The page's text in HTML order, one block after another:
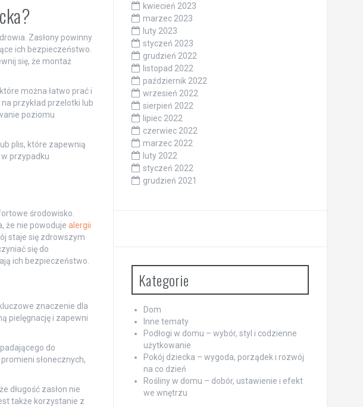
Zasłony powinny
ich bezpieczeństwo.
się, że montaż
można łatwo prać i
przykład przelotki lub
poziomu
plis, które zapewnią
przypadku
środowisko.
że nie powoduje alergii
staje się zdrowszym
się do
ich bezpieczeństwo.
znaczenie dla
pielęgnację i zapewni
do
słonecznych,
długość zasłon nie
także korzystanie z
kwiecień 2023
marzec 2023
luty 2023
styczeń 2023
grudzień 2022
listopad 2022
październik 2022
wrzesień 2022
sierpień 2022
lipiec 2022
czerwiec 2022
marzec 2022
luty 2022
styczeń 2022
grudzień 2021
Kategorie
Dom
Inne tematy
Podłogi w domu – wybór, styl i codzienne
użytkowanie
Pokój dziecka – wygoda, porządek i rozwój
na co dzień
Rośliny w domu – dobór, ustawienie i efekt
we wnętrzu